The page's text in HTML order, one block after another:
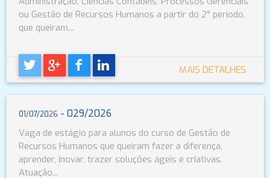
ou Gestão de Recursos Humanos a partir do 2° periodo,
que queiram...
MAIS DETALHES
01/07/2026 - 029/2026
Vaga de estágio para alunos do curso de Gestão de
Recursos Humanos que queiram fazer a diferença,
aprender, inovar, trazer soluções ágeis e criativas.
Atuação...